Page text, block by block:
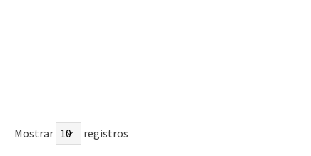
Mostrar registros